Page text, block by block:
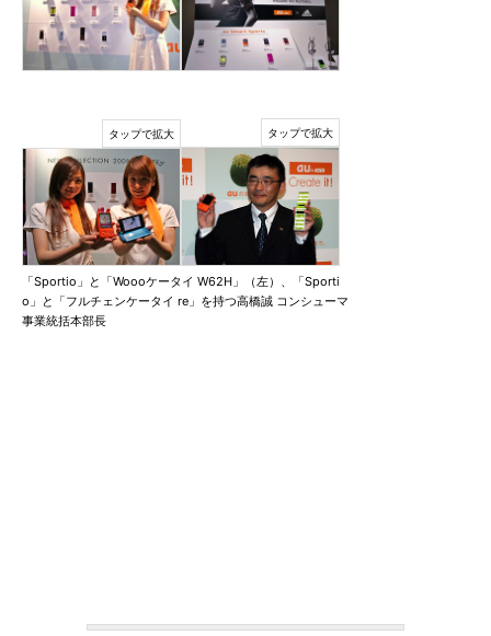
「Sportio」と「Woooケータイ W62H」（左）、「Sporti
o」と「フルチェンケータイ re」を持つ高橋誠 コンシューマ
事業統括本部長